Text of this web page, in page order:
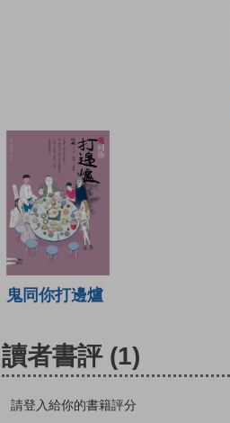
鬼同你打邊爐
讀者書評 (1)
請登入給你的書籍評分